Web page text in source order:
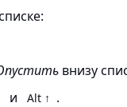
внизу
и Alt ↑ .